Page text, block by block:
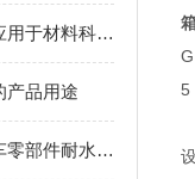
复合盐雾试验箱广泛应用于材料科学领域
产品用途
摆管淋雨实验箱在汽车零部件耐水性测试中的重要性
5